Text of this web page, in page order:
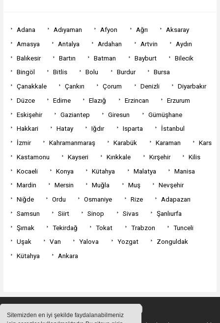
Sitemizden en iyi şekilde faydalanabilmeniz
Adana Adıyaman Afyon Ağrı
Aksaray
Amasya
Antalya Ardahan Artvin
Aydın
Balıkesir
Bartın Batman Bayburt
Bilecik
Bingöl
Bitlis Bolu Burdur
Bursa
Çanakkale
Çankırı Çorum Denizli
Diyarbakır
Düzce
Edirne Elazığ Erzincan
Erzurum
Eskişehir
Gaziantep Giresun
Gümüşhane
Hakkari
Hatay Iğdır Isparta
İstanbul
İzmir
Kahramanmaraş Karabük Karaman
Kars
Kastamonu
Kayseri Kırıkkale Kırşehir
Kilis
Kocaeli
Konya Kütahya Malatya
Manisa
Mardin
Mersin Muğla Muş
Nevşehir
Niğde
Ordu Osmaniye Rize
Adapazarı
Samsun
Siirt Sinop Sivas
Şanlıurfa
Şırnak
Tekirdağ Tokat Trabzon
Tunceli
Uşak
Van Yalova Yozgat
Zonguldak
Kütahya
Ankara